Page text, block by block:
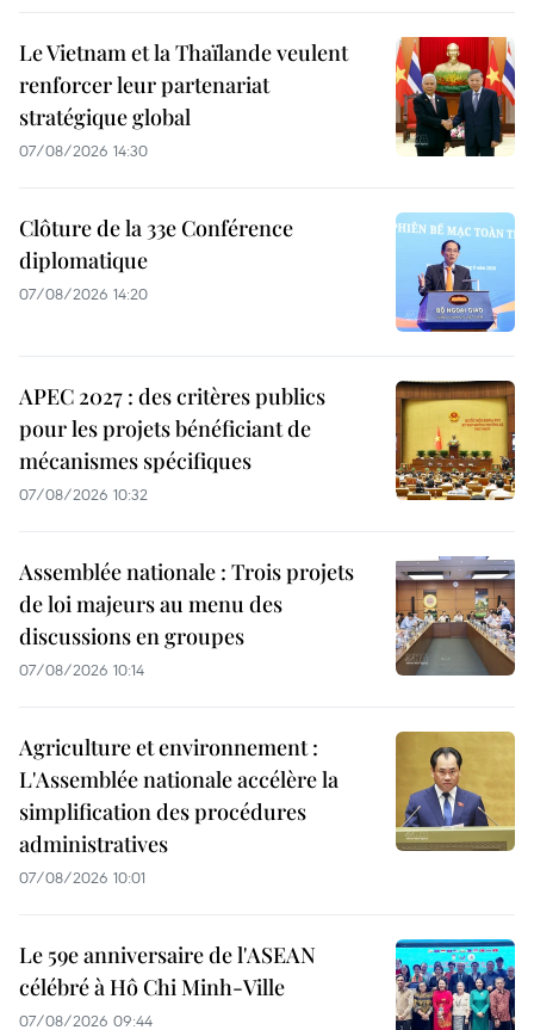
Le Vietnam et la Thaïlande veulent
renforcer leur partenariat
stratégique global
07/08/2026 14:30
Clôture de la 33e Conférence
diplomatique
07/08/2026 14:20
APEC 2027 : des critères publics
pour les projets bénéficiant de
mécanismes spécifiques
07/08/2026 10:32
Assemblée nationale : Trois projets
de loi majeurs au menu des
discussions en groupes
07/08/2026 10:14
Agriculture et environnement :
L'Assemblée nationale accélère la
simplification des procédures
administratives
07/08/2026 10:01
Le 59e anniversaire de l'ASEAN
célébré à Hô Chi Minh-Ville
07/08/2026 09:44